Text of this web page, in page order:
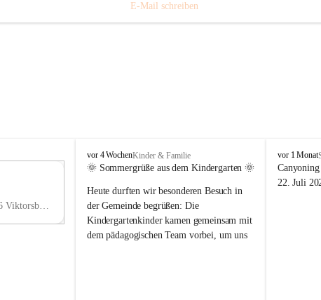
E-Mail schreiben
VHauptstraße 36, 6836 Viktorsberg, AUT
V
i
t
o
r
s
vor 4 WochenKinder & Familie
🌞 Sommergrüße aus dem Kindergarten 🌞
Heute durften wir besonderen Besuch in
der Gemeinde begrüßen: Die
Kindergartenkinder kamen gemeinsam mit
dem pädagogischen Team vorbei, um uns
V
i
k
vor 1 Monat
22. Juli